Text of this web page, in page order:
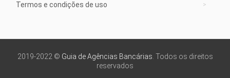
Termos e condições de uso
2019-2022 © Guia de Agências Bancárias . Todos os direitos
reservados